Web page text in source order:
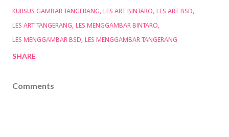
KURSUS GAMBAR TANGERANG
LES ART BINTARO
LES ART BSD
LES ART TANGERANG
LES MENGGAMBAR BINTARO
LES MENGGAMBAR BSD
LES MENGGAMBAR TANGERANG
SHARE
Comments